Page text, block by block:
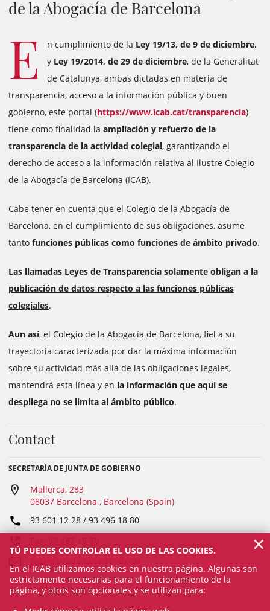
de la Abogacía de Barcelona
E n cumplimiento de la Ley 19/13, de 9 de diciembre,
y Ley 19/2014, de 29 de diciembre, de la Generalitat
de Catalunya, ambas dictadas en materia de
transparencia, acceso a la información pública y buen
gobierno, este portal (https://www.icab.cat/transparencia)
tiene como finalidad la ampliación y refuerzo de la
transparencia de la actividad colegial, garantizando el
derecho de acceso a la información relativa al Ilustre Colegio
de la Abogacía de Barcelona (ICAB).
Cabe tener en cuenta que el Colegio de la Abogacía de
Barcelona, en el cumplimiento de sus obligaciones, asume
tanto funciones públicas como funciones de ámbito privado.
Las llamadas Leyes de Transparencia solamente obligan a la
publicación de datos respecto a las funciones públicas
colegiales.
Aun así, el Colegio de la Abogacía de Barcelona, fiel a su
trayectoria caracterizada por dar la máxima información
sobre su actividad más allá de las obligaciones legales,
mantendrá esta línea y en la información que aquí se
despliega no se limita al ámbito público.
Contact
SECRETARÍA DE JUNTA DE GOBIERNO
Mallorca, 283
08037 Barcelona , Barcelona (Spain)
93 601 12 28 / 93 496 18 80
TÚ PUEDES CONTROLAR EL USO DE LAS COOKIES.
En el ICAB utilizamos cookies en nuestra página. Algunas son
estrictamente necesarias para el funcionamiento de la
página, y otros son opcionales y se utilizan para:
×